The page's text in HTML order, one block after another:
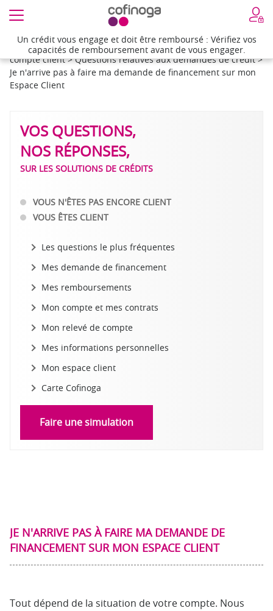
Un crédit vous engage et doit être remboursé : Vérifiez vos
capacités de remboursement avant de vous engager.
Accueil >Besoin d'aide >Questions réponses sur votre
compte client >Questions relatives aux demandes de crédit >
Je n'arrive pas à faire ma demande de financement sur mon
Espace Client
VOS QUESTIONS,
NOS RÉPONSES,
SUR LES SOLUTIONS DE CRÉDITS
VOUS N'ÊTES PAS ENCORE CLIENT
VOUS ÊTES CLIENT
Les questions le plus fréquentes
Mes demande de financement
Mes remboursements
Mon compte et mes contrats
Mon relevé de compte
Mes informations personnelles
Mon espace client
Carte Cofinoga
Faire une simulation
JE N'ARRIVE PAS À FAIRE MA DEMANDE DE
FINANCEMENT SUR MON ESPACE CLIENT
Tout dépend de la situation de votre compte. Nous
Un crédit vous engage et doit être remboursé : Vérifiez vos
capacités de remboursement avant de vous engager.